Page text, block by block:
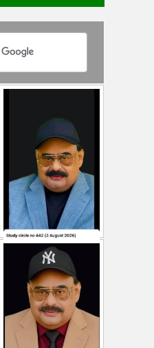
حکومت پاکستان کی جانب
سے آزادکشمیرالیکشن کی
صحیح رپورٹنگ کرنے والے
05 Aug 2026